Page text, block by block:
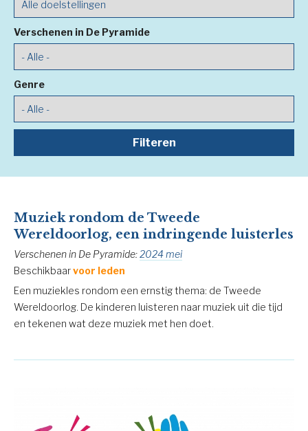
Verschenen in De Pyramide
Genre
Muziek rondom de Tweede
Wereldoorlog, een indringende luisterles
Verschenen in De Pyramide:2024 mei
Beschikbaarvoor leden
Een muziekles rondom een ernstig thema: de Tweede
Wereldoorlog. De kinderen luisteren naar muziek uit die tijd
en tekenen wat deze muziek met hen doet.